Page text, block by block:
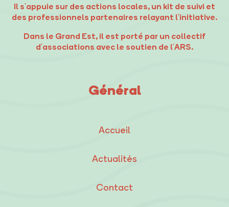
Il s'appuie sur des actions locales, un kit de suivi et
des professionnels partenaires relayant l'initiative.
Dans le Grand Est, il est porté par un collectif
d'associations avec le soutien de l'ARS.
Général
Accueil
Actualités
Contact